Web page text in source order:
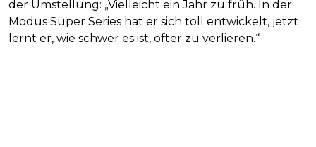
der Umstellung: „Vielleicht ein Jahr zu früh. In der
Modus Super Series hat er sich toll entwickelt, jetzt
lernt er, wie schwer es ist, öfter zu verlieren.“